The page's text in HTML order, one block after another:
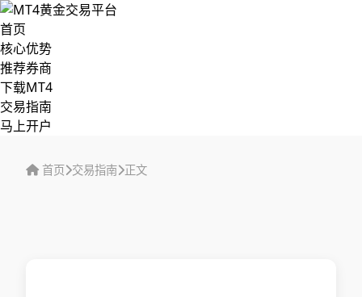
首页
核心优势
推荐券商
下载MT4
交易指南
马上开户
首页 交易指南 正文